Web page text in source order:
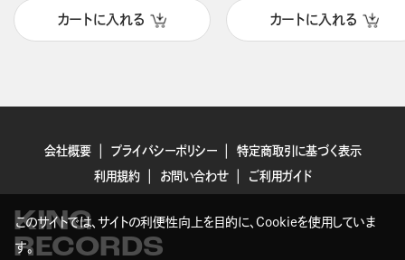
カートに入れる カートに入れる
会社概要 プライバシーポリシー
特定商取引に基づく表示
利用規約
お問い合わせ ご利用ガイド
KING
RECORDS
このサイトでは、サイトの利便性向上を目的に、Cookieを使用していま
す。